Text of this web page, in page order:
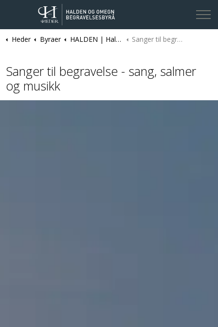
Kontakt oss
Heder Byraer HALDEN | Halden og omegn Begravelsesbyrå Sanger til begravelse
Sanger til begravelse - sang, salmer
og musikk